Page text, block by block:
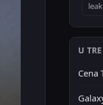
leak
U
Cena